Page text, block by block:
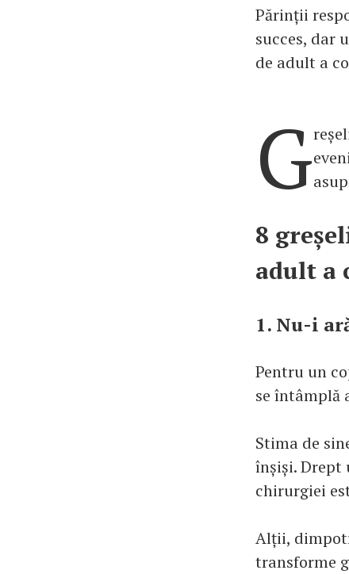
Părinții
succes, dar
de adult a
G
8
adult a
1. Nu-i
Pentru un
se întâmplă
Stima de
înșiși. Drept
chirurgiei
Alții,
transforme